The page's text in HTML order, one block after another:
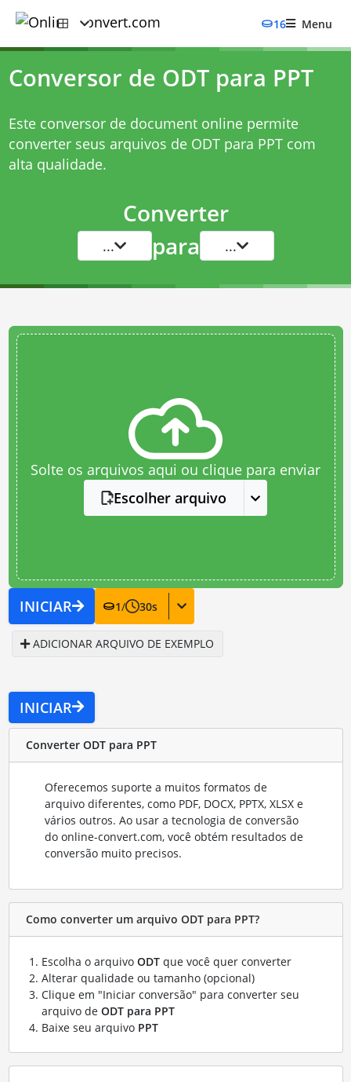
16 Menu
Conversor de ODT para PPT
Este conversor de document online permite
converter seus arquivos de ODT para PPT com
alta qualidade.
Converter
... para ...
Solte os arquivos aqui ou clique para enviar
Escolher arquivo
INICIAR 1/ 30s
ADICIONAR ARQUIVO DE EXEMPLO
INICIAR
Converter ODT para PPT
Oferecemos suporte a muitos formatos de
arquivo diferentes, como PDF, DOCX, PPTX, XLSX e
vários outros. Ao usar a tecnologia de conversão
do online-convert.com, você obtém resultados de
conversão muito precisos.
Como converter um arquivo ODT para PPT?
Escolha o arquivo ODTque você quer converter
Alterar qualidade ou tamanho (opcional)
Clique em "Iniciar conversão" para converter seu
arquivo de ODT para PPT
Baixe seu arquivo PPT